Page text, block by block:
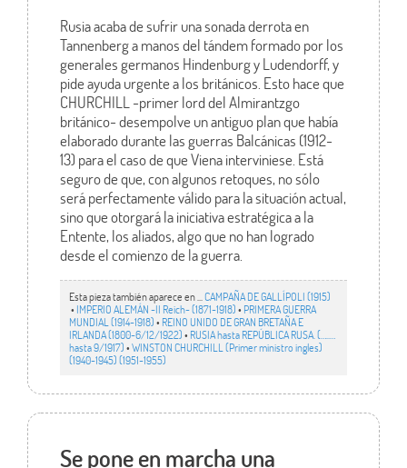
Rusia acaba de sufrir una sonada derrota en
Tannenberg a manos del tándem formado por los
generales germanos Hindenburg y Ludendorff, y
pide ayuda urgente a los británicos. Esto hace que
CHURCHILL -primer lord del Almirantzgo
británico- desempolve un antiguo plan que había
elaborado durante las guerras Balcánicas (1912-
13) para el caso de que Viena interviniese. Está
seguro de que, con algunos retoques, no sólo
será perfectamente válido para la situación actual,
sino que otorgará la iniciativa estratégica a la
Entente, los aliados, algo que no han logrado
desde el comienzo de la guerra.
Esta pieza también aparece en ... CAMPAÑA DE GALLÍPOLI (1915)
• IMPERIO ALEMÁN -II Reich- (1871-1918)• PRIMERA GUERRA
MUNDIAL (1914-1918)• REINO UNIDO DE GRAN BRETAÑA E
IRLANDA (1800-6/12/1922)• RUSIA hasta REPÚBLICA RUSA. (…..…
hasta 9/1917)•WINSTON CHURCHILL (Primer ministro ingles)
(1940-1945) (1951-1955)
Se pone en marcha una